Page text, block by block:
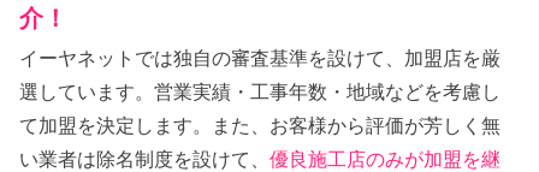
介！
イーヤネットでは独自の審査基準を設けて、加盟店を厳
選しています。営業実績・工事年数・地域などを考慮し
て加盟を決定します。また、お客様から評価が芳しく無
い業者は除名制度を設けて、優良施工店のみが加盟を継